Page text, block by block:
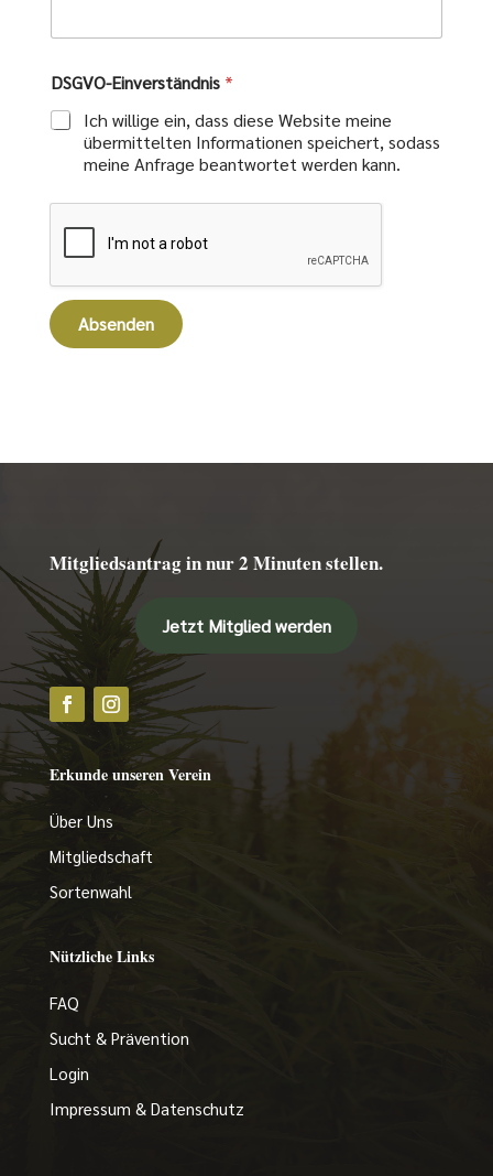
DSGVO-Einverständnis *
Ich willige ein, dass diese Website meine
übermittelten Informationen speichert, sodass
meine Anfrage beantwortet werden kann.
Absenden
Mitgliedsantrag in nur 2 Minuten stellen.
Jetzt Mitglied werden
Erkunde unseren Verein
Über Uns
Mitgliedschaft
Sortenwahl
Nützliche Links
FAQ
Sucht & Prävention
Login
Impressum & Datenschutz